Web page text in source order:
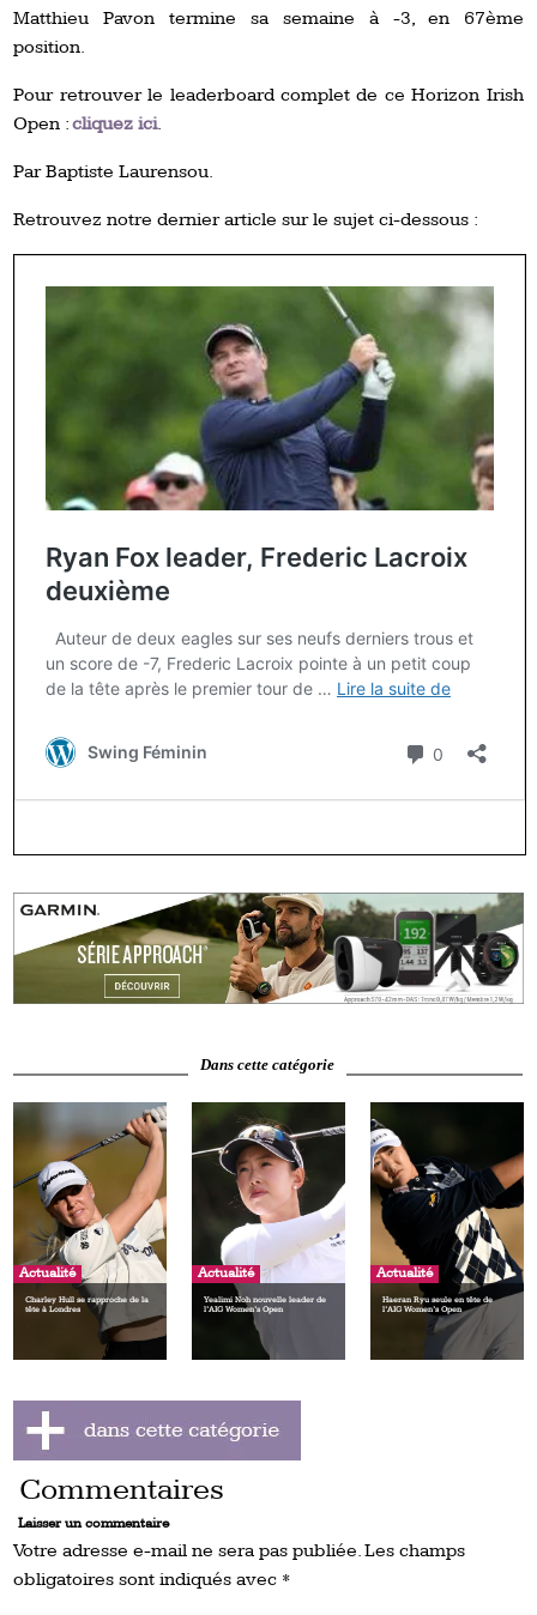
Matthieu Pavon termine sa semaine à -3, en 67ème
position.
Pour retrouver le leaderboard complet de ce Horizon Irish
Open :cliquez ici.
Par Baptiste Laurensou.
Retrouvez notre dernier article sur le sujet ci-dessous :
Dans cette catégorie
Actualité
Charley Hull se rapproche de la
tête à Londres
Actualité
Yealimi Noh nouvelle leader de
l’AIG Women’s Open
Actualité
Haeran Ryu seule en tête de
l’AIG Women’s Open
Commentaires
Laisser un commentaire
Votre adresse e-mail ne sera pas publiée.Les champs
obligatoires sont indiqués avec *